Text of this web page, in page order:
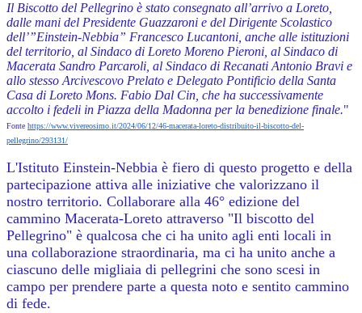
Il Biscotto del Pellegrino è stato consegnato all’arrivo a Loreto,
dalle mani del Presidente Guazzaroni e del Dirigente Scolastico
dell’”Einstein-Nebbia” Francesco Lucantoni, anche alle istituzioni
del territorio, al Sindaco di Loreto Moreno Pieroni, al Sindaco di
Macerata Sandro Parcaroli, al Sindaco di Recanati Antonio Bravi e
allo stesso Arcivescovo Prelato e Delegato Pontificio della Santa
Casa di Loreto Mons. Fabio Dal Cin, che ha successivamente
accolto i fedeli in Piazza della Madonna per la benedizione finale."
Fonte https://www.vivereosimo.it/2024/06/12/46-macerata-loreto-distribuito-il-biscotto-del-
pellegrino/293131/
L'Istituto Einstein-Nebbia è fiero di questo progetto e della
partecipazione attiva alle iniziative che valorizzano il
nostro territorio. Collaborare alla 46° edizione del
cammino Macerata-Loreto attraverso "Il biscotto del
Pellegrino" è qualcosa che ci ha unito agli enti locali in
una collaborazione straordinaria, ma ci ha unito anche a
ciascuno delle migliaia di pellegrini che sono scesi in
campo per prendere parte a questa noto e sentito cammino
di fede.